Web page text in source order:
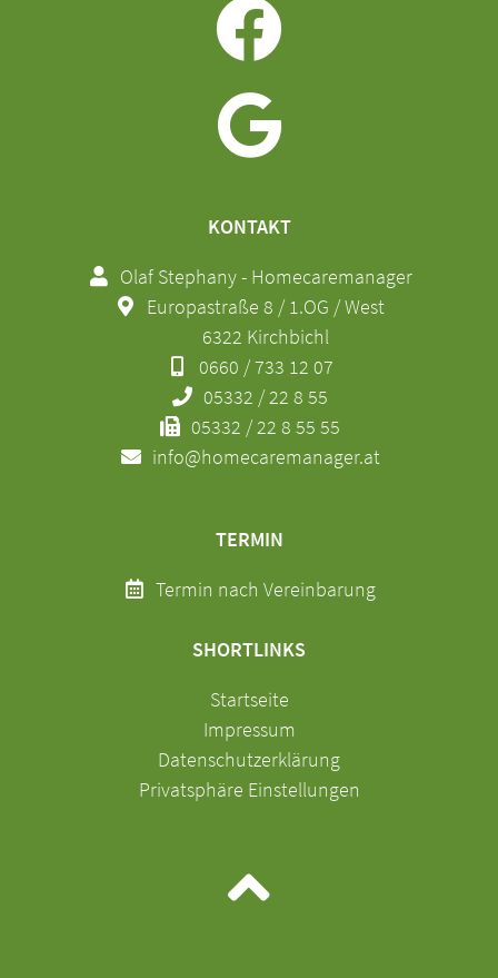
KONTAKT
Olaf Stephany - Homecaremanager
Europastraße 8 / 1.OG / West
6322 Kirchbichl
0660 / 733 12 07
05332 / 22 8 55
05332 / 22 8 55 55
info@homecaremanager.at
TERMIN
Termin nach Vereinbarung
SHORTLINKS
Navigation
überspringen
Startseite
Impressum
Datenschutzerklärung
Privatsphäre Einstellungen